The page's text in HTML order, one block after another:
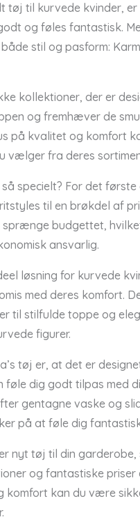
tøj til kurvede kvinder,
og føles fantastisk.
stil og pasform:
kollektioner, der er
og fremhæver de
på kvalitet og komfort
vælger fra deres
specielt? For det
til en brøkdel af
budgettet,
ansvarlig.
løsning for kurvede
med deres komfort.
til stilfulde toppe og
figurer.
tøj er, at det er
dig godt tilpas med
gentagne vaske og
på at føle dig
nyt tøj til din garderobe,
og fantastiske
komfort kan du være